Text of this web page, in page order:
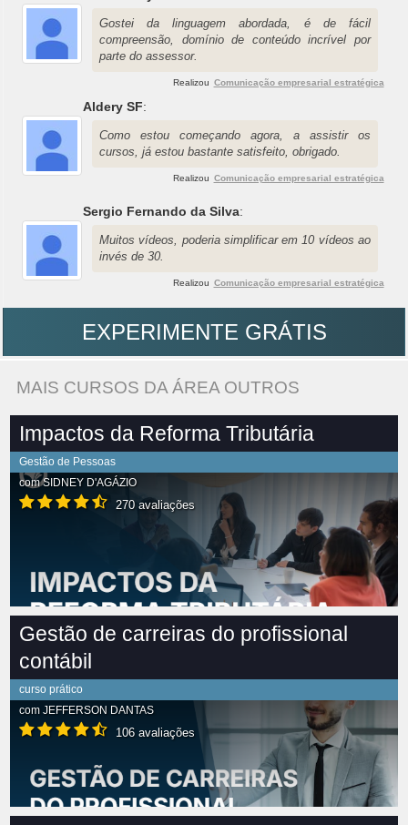
Gostei da linguagem abordada, é de fácil
compreensão, domínio de conteúdo incrível por
parte do assessor.
Realizou Comunicação empresarial estratégica
Aldery SF:
Como estou começando agora, a assistir os
cursos, já estou bastante satisfeito, obrigado.
Realizou Comunicação empresarial estratégica
Sergio Fernando da Silva:
Muitos vídeos, poderia simplificar em 10 vídeos ao
invés de 30.
Realizou Comunicação empresarial estratégica
EXPERIMENTE GRÁTIS
MAIS CURSOS DA ÁREA OUTROS
Impactos da Reforma Tributária
Gestão de Pessoas
comSIDNEY D'AGÁZIO
270 avaliações
Gestão de carreiras do profissional
contábil
curso prático
com JEFFERSON DANTAS
106 avaliações